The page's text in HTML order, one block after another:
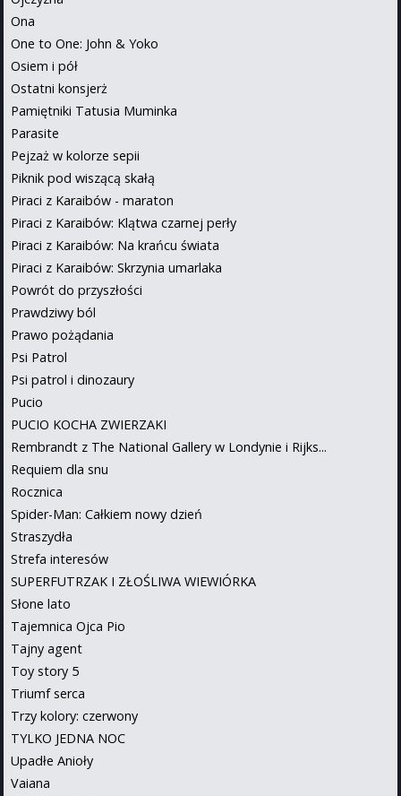
Ona
One to One: John & Yoko
Osiem i pół
Ostatni konsjerż
Pamiętniki Tatusia Muminka
Parasite
Pejzaż w kolorze sepii
Piknik pod wiszącą skałą
Piraci z Karaibów - maraton
Piraci z Karaibów: Klątwa czarnej perły
Piraci z Karaibów: Na krańcu świata
Piraci z Karaibów: Skrzynia umarlaka
Powrót do przyszłości
Prawdziwy ból
Prawo pożądania
Psi Patrol
Psi patrol i dinozaury
Pucio
PUCIO KOCHA ZWIERZAKI
Rembrandt z The National Gallery w Londynie i Rijks...
Requiem dla snu
Rocznica
Spider-Man: Całkiem nowy dzień
Straszydła
Strefa interesów
SUPERFUTRZAK I ZŁOŚLIWA WIEWIÓRKA
Słone lato
Tajemnica Ojca Pio
Tajny agent
Toy story 5
Triumf serca
Trzy kolory: czerwony
TYLKO JEDNA NOC
Upadłe Anioły
Vaiana